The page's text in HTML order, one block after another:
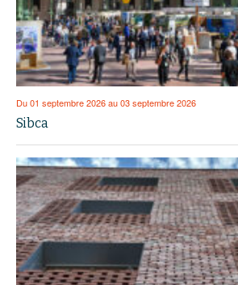
Du 01 septembre 2026 au 03 septembre 2026
Sibca